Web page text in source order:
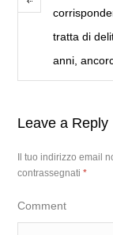
tratta di
anni,
Leave a Reply
Il tuo indirizzo email
contrassegnati*
Comment